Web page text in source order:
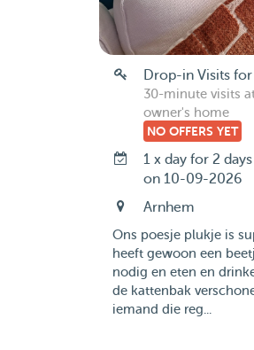
Drop-in Visits
30-minute visits
owner's home
NO OFFERS YET
1 x day for 2
on 10-09-2026
Arnhem
Ons poesje plukje is
heeft gewoon een
nodig en eten en
de kattenbak
iemand die reg...